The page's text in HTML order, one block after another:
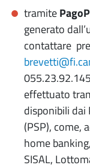
tramite
generato
contattare
effettuato
disponibili dai
(PSP), come,
home
SISAL,